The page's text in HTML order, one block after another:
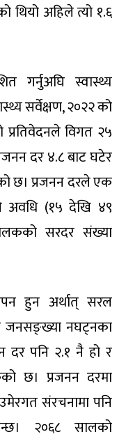
थियो अहिले त्यो १.६
गर्नुअघि स्वास्थ्य
सर्वेक्षण, २०२२ को
प्रतिवेदनले विगत २५
दर ४.८ बाट घटेर
छ। प्रजनन दरले एक
अवधि (१५ देखि ४९
सरदर संख्या
हुन अर्थात् सरल
जनसङ्ख्या नघट्नका
पनि २.१ नै हो र
छ। प्रजनन दरमा
संरचनामा पनि
२०६८ सालको